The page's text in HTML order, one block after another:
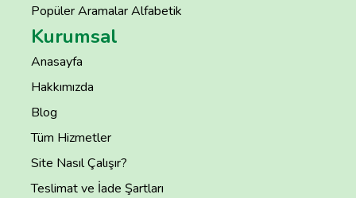
Popüler Aramalar Alfabetik
Kurumsal
Anasayfa
Hakkımızda
Blog
Tüm Hizmetler
Site Nasıl Çalışır?
Teslimat ve İade Şartları